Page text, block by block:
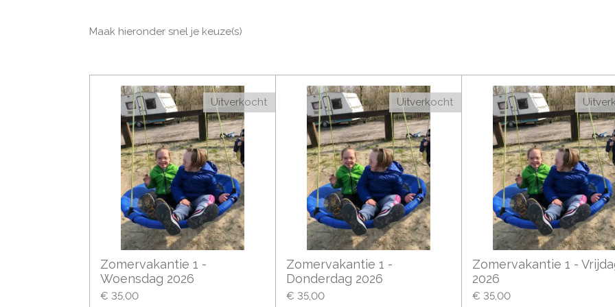
Maak hieronder snel je keuze(s)
Uitverkocht
Zomervakantie 1 -
Woensdag 2026
€ 35,00
Uitverkocht
Zomervakantie 1 -
Donderdag 2026
€ 35,00
Zomervakantie 1 -
2026
€ 35,00